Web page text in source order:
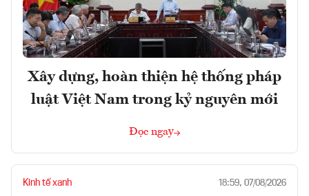
Xây dựng, hoàn thiện hệ thống pháp
luật Việt Nam trong kỷ nguyên mới
Đọc ngay
Kinh tế xanh 18:59, 07/08/2026